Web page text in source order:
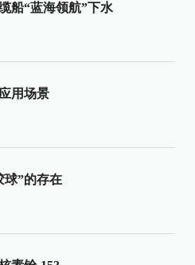
船“蓝海领航”下水
用场景
球”的存在